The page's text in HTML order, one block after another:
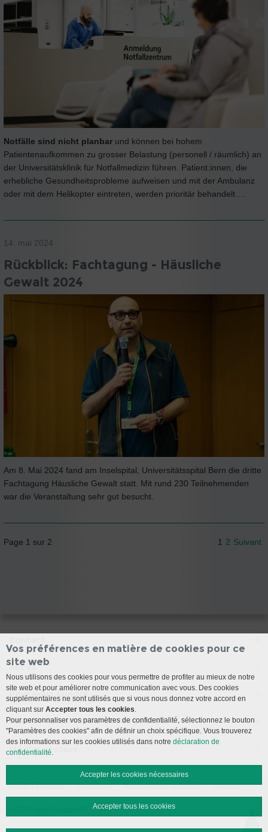
Notfälle sind nicht planbar und können bei hohem
Patientenaufkommen zu grosser Belastung (personell / räumlich) an
der Universitätsklinik für Notfallmedizin führen. Patient:innen, die
erhebliche Gesundheitsprobleme aufweisen und mit der Ambulanz
oder mit dem Helikopter eintreten, werden prioritär behandelt.…
14. mai 2024
Rückblick: Fachtagung - Häusliche
Gewalt 2024
Am 8. Mai 2024 fand am Inselspital, Universitätsspital Bern die dritte
Fachtagung Häusliche Gewalt statt. Mit rund 230 Teilnehmenden
war die Veranstaltung sehr gut besucht.
Page 1 sur 2 1 2 Suivant
Accès
Pour nous joindre
Service universitaire des urgences
Médias sociaux
Mentions légales Disclaimer Protection des données Sitemap
Vos préférences en matière de cookies pour ce
site web
Nous utilisons des cookies pour vous permettre de profiter au mieux de notre
site web et pour améliorer notre communication avec vous. Des cookies
supplémentaires ne sont utilisés que si vous nous donnez votre accord en
cliquant sur Accepter tous les cookies.
Pour personnaliser vos paramètres de confidentialité, sélectionnez le bouton
"Paramètres des cookies" afin de définir un choix spécifique. Vous trouverez
des informations sur les cookies utilisés dans notre déclaration de
confidentialité.
Accepter les cookies nécessaires
Accepter tous les cookies